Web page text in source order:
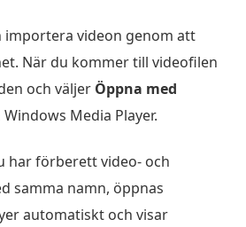
importera videon genom att
När du kommer till videofilen
och väljer Öppna med
Media Player.
har förberett video- och
samma namn, öppnas
automatiskt och visar